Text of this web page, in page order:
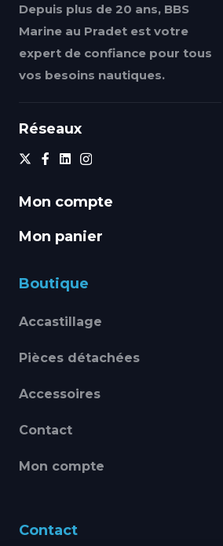
Depuis plus de 20 ans, BBS
Marine au Pradet est votre
expert de confiance pour tous
vos besoins nautiques.
Réseaux
Mon compte
Mon panier
Boutique
Accastillage
Pièces détachées
Accessoires
Contact
Mon compte
Contact